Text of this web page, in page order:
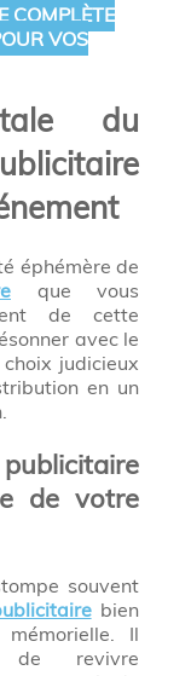
COMPLÈTE
VOS
du
éphémère de
que vous
de cette
avec le
judicieux
en un
de votre
souvent
bien
Il
de revivre